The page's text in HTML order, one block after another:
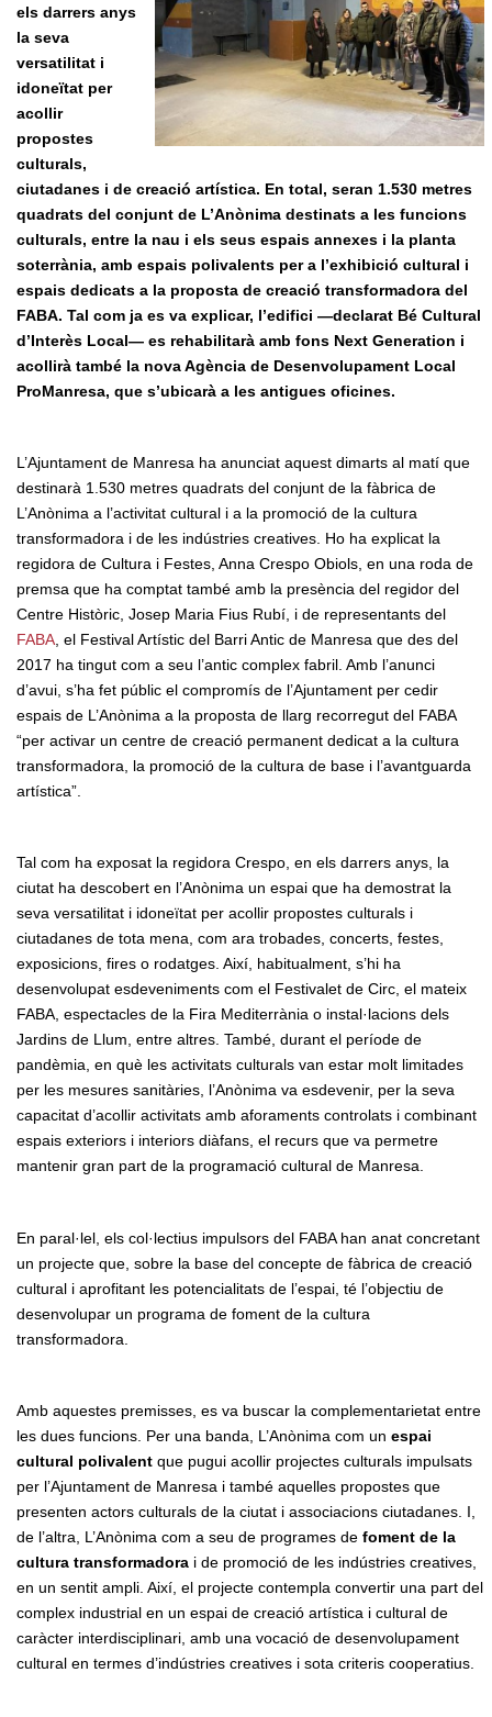
els darrers anys
la seva
versatilitat i
idoneïtat per
acollir
propostes
culturals,
ciutadanes i de creació artística. En total, seran 1.530 metres
quadrats del conjunt de L’Anònima destinats a les funcions
culturals, entre la nau i els seus espais annexes i la planta
soterrània, amb espais polivalents per a l’exhibició cultural i
espais dedicats a la proposta de creació transformadora del
FABA. Tal com ja es va explicar, l’edifici —declarat Bé Cultural
d’Interès Local— es rehabilitarà amb fons Next Generation i
acollirà també la nova Agència de Desenvolupament Local
ProManresa, que s’ubicarà a les antigues oficines.
L’Ajuntament de Manresa ha anunciat aquest dimarts al matí que
destinarà 1.530 metres quadrats del conjunt de la fàbrica de
L’Anònima a l’activitat cultural i a la promoció de la cultura
transformadora i de les indústries creatives. Ho ha explicat la
regidora de Cultura i Festes, Anna Crespo Obiols, en una roda de
premsa que ha comptat també amb la presència del regidor del
Centre Històric, Josep Maria Fius Rubí, i de representants del
FABA , el Festival Artístic del Barri Antic de Manresa que des del
2017 ha tingut com a seu l’antic complex fabril. Amb l’anunci
d’avui, s’ha fet públic el compromís de l’Ajuntament per cedir
espais de L’Anònima a la proposta de llarg recorregut del FABA
“per activar un centre de creació permanent dedicat a la cultura
transformadora, la promoció de la cultura de base i l’avantguarda
artística”.
Tal com ha exposat la regidora Crespo, en els darrers anys, la
ciutat ha descobert en l’Anònima un espai que ha demostrat la
seva versatilitat i idoneïtat per acollir propostes culturals i
ciutadanes de tota mena, com ara trobades, concerts, festes,
exposicions, fires o rodatges. Així, habitualment, s’hi ha
desenvolupat esdeveniments com el Festivalet de Circ, el mateix
FABA, espectacles de la Fira Mediterrània o instal·lacions dels
Jardins de Llum, entre altres. També, durant el període de
pandèmia, en què les activitats culturals van estar molt limitades
per les mesures sanitàries, l’Anònima va esdevenir, per la seva
capacitat d’acollir activitats amb aforaments controlats i combinant
espais exteriors i interiors diàfans, el recurs que va permetre
mantenir gran part de la programació cultural de Manresa.
En paral·lel, els col·lectius impulsors del FABA han anat concretant
un projecte que, sobre la base del concepte de fàbrica de creació
cultural i aprofitant les potencialitats de l’espai, té l’objectiu de
desenvolupar un programa de foment de la cultura
transformadora.
Amb aquestes premisses, es va buscar la complementarietat entre
les dues funcions. Per una banda, L’Anònima com un espai
cultural polivalent que pugui acollir projectes culturals impulsats
per l’Ajuntament de Manresa i també aquelles propostes que
presenten actors culturals de la ciutat i associacions ciutadanes. I,
de l’altra, L’Anònima com a seu de programes de foment de la
cultura transformadora i de promoció de les indústries creatives,
en un sentit ampli. Així, el projecte contempla convertir una part del
complex industrial en un espai de creació artística i cultural de
caràcter interdisciplinari, amb una vocació de desenvolupament
cultural en termes d’indústries creatives i sota criteris cooperatius.